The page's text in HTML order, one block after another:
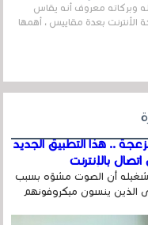
وبركاته معروف أنه يقاس
بعدة مقاييس ، أهمها
.. هذا التطبيق الجديد
بالإنترنت
أن الصوت مشوّه بسبب
الذين ينسون ميكروفونهم